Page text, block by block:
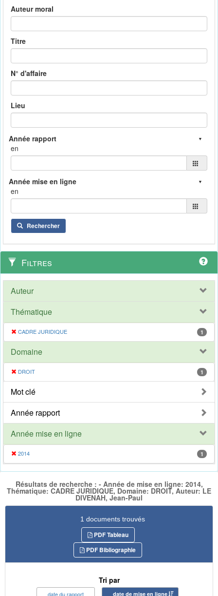
Auteur moral
Titre
N° d'affaire
Lieu
en
en
Rechercher
Filtres
Auteur
Thématique
CADRE JURIDIQUE 1
Domaine
DROIT 1
Mot clé
Année rapport
Année mise en ligne
2014 1
Résultats de recherche : - Année de mise en ligne: 2014,
Thématique: CADRE JURIDIQUE, Domaine: DROIT, Auteur: LE
DIVENAH, Jean-Paul
1 documents trouvés
PDF Tableau
PDF Bibliographie
Tri par
date du rapport date de mise en ligne